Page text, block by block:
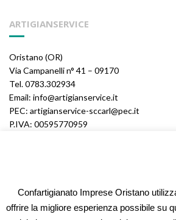
ARTIGIANSERVICE
Oristano (OR)
Via Campanelli n° 41 – 09170
Tel. 0783.302934
Email: info@artigianservice.it
PEC: artigianservice-sccarl@pec.it
P.IVA: 00595770959
ELEONORA FIDI
Confartigianato Imprese Oristano
offrire la migliore esperienza possibile su